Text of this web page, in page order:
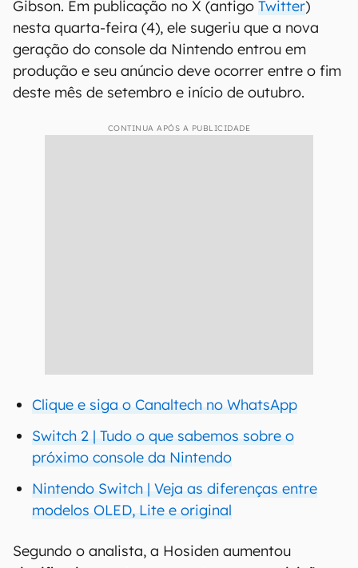
Gibson. Em publicação no X (antigo Twitter)
nesta quarta-feira (4), ele sugeriu que a nova
geração do console da Nintendo entrou em
produção e seu anúncio deve ocorrer entre o fim
deste mês de setembro e início de outubro.
CONTINUA APÓS A PUBLICIDADE
Clique e siga o Canaltech no WhatsApp
Switch 2 | Tudo o que sabemos sobre o
próximo console da Nintendo
Nintendo Switch | Veja as diferenças entre
modelos OLED, Lite e original
Segundo o analista, a Hosiden aumentou